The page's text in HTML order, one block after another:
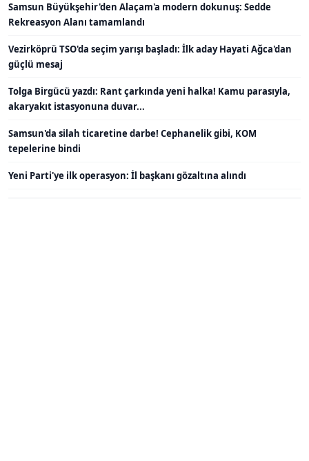
Samsun Büyükşehir'den Alaçam'a modern dokunuş: Sedde
Rekreasyon Alanı tamamlandı
Vezirköprü TSO'da seçim yarışı başladı: İlk aday Hayati Ağca'dan
güçlü mesaj
Tolga Birgücü yazdı: Rant çarkında yeni halka! Kamu parasıyla,
akaryakıt istasyonuna duvar...
Samsun'da silah ticaretine darbe! Cephanelik gibi, KOM
tepelerine bindi
Yeni Parti'ye ilk operasyon: İl başkanı gözaltına alındı